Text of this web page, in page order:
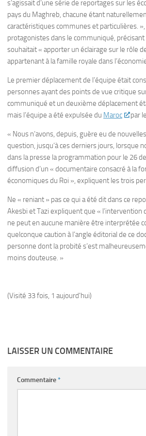
s’agissait d’une série de reportages sur les
pays du Maghreb, chacune étant
caractéristiques communes et particulières.
protagonistes dans le communiqué,
souhaitait « apporter un éclairage sur le rôle
appartenant à la famille royale dans
Le premier déplacement de l’équipe était
personnes ayant des points de vue critique
communiqué et un deuxième déplacement
mais l’équipe a été expulsée du Maroc par
« Nous n’avons, depuis, guère eu de
question, jusqu’à ces derniers jours, lorsque
dans la presse la programmation pour le 26
diffusion d’un « documentaire consacré à la
économiques du Roi », expliquent les trois
Ne « reniant » pas ce qui a été dit dans ce
Akesbi et Tazi expliquent que « l’intervention
ne peut en aucune manière être interprétée
quelconque caution à l’angle éditorial de ce
personne dont la probité s’est
moins douteuse. »
(Visité 33 fois, 1 aujourd'hui)
LAISSER UN COMMENTAIRE
Commentaire*